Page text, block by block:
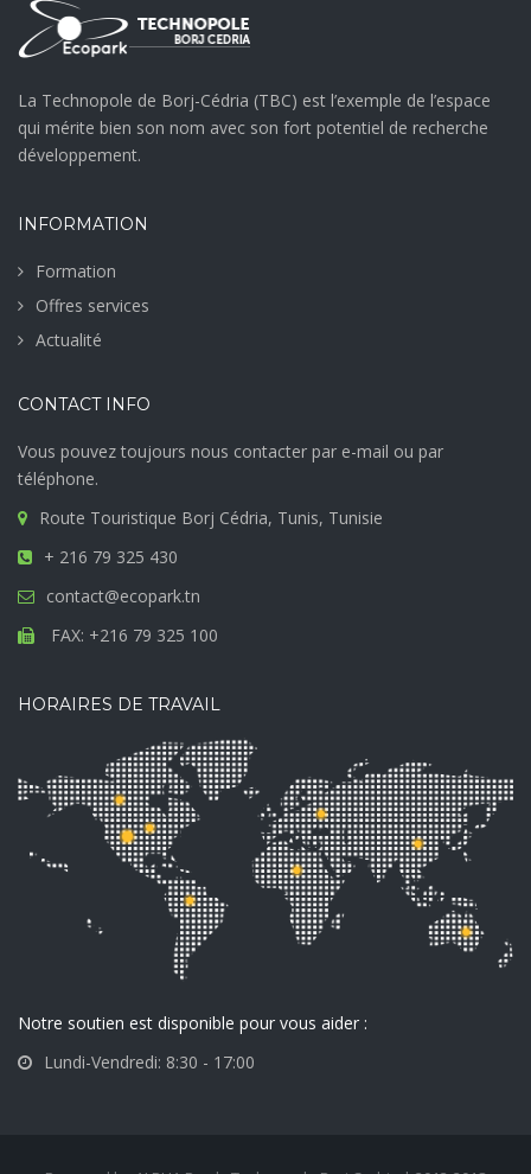
La Technopole de Borj-Cédria (TBC) est l’exemple de l’espace
qui mérite bien son nom avec son fort potentiel de recherche
développement.
INFORMATION
Formation
Offres services
Actualité
CONTACT INFO
Vous pouvez toujours nous contacter par e-mail ou par
téléphone.
Route Touristique Borj Cédria, Tunis, Tunisie
+ 216 79 325 430
contact@ecopark.tn
FAX: +216 79 325 100
HORAIRES DE TRAVAIL
Notre soutien est disponible pour vous aider :
Lundi-Vendredi: 8:30 - 17:00